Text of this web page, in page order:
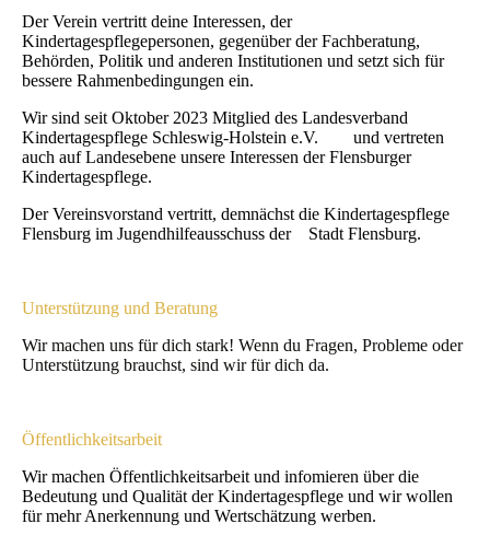
Der Verein vertritt deine Interessen, der
Kindertagespflegepersonen, gegenüber der Fachberatung,
Behörden, Politik und anderen Institutionen und setzt sich für
bessere Rahmenbedingungen ein.
Wir sind seit Oktober 2023 Mitglied des Landesverband
Kindertagespflege Schleswig-Holstein e.V. und vertreten
auch auf Landesebene unsere Interessen der Flensburger
Kindertagespflege.
Der Vereinsvorstand vertritt, demnächst die Kindertagespflege
Flensburg im Jugendhilfeausschuss der Stadt Flensburg.
Unterstützung und Beratung
Wir machen uns für dich stark! Wenn du Fragen, Probleme oder
Unterstützung brauchst, sind wir für dich da.
Öffentlichkeitsarbeit
Wir machen Öffentlichkeitsarbeit und infomieren über die
Bedeutung und Qualität der Kindertagespflege und wir wollen
für mehr Anerkennung und Wertschätzung werben.